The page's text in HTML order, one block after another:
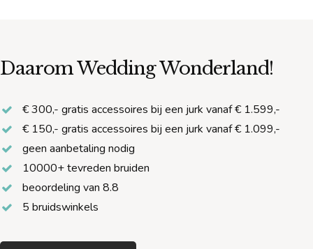
Daarom Wedding Wonderland!
€ 300,- gratis accessoires bij een jurk vanaf € 1.599,-
€ 150,- gratis accessoires bij een jurk vanaf € 1.099,-
geen aanbetaling nodig
10000+ tevreden bruiden
beoordeling van 8.8
5 bruidswinkels